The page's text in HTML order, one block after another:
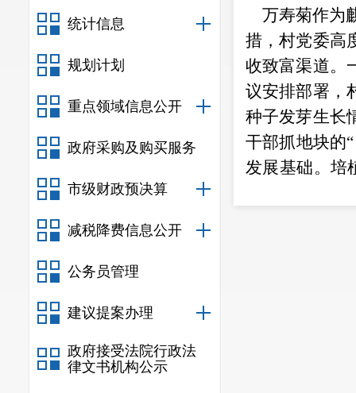
统计信息
规划计划
重点领域信息公开
政府采购及购买服务
市级财政预决算
减税降费信息公开
公务员管理
建议提案办理
政府接受法院行政法
律文书机构公示
万寿菊作为
措，村党委高
收致富渠道。
议安排部署，
种子发芽生长
干部抓地块的“
发展基础。培